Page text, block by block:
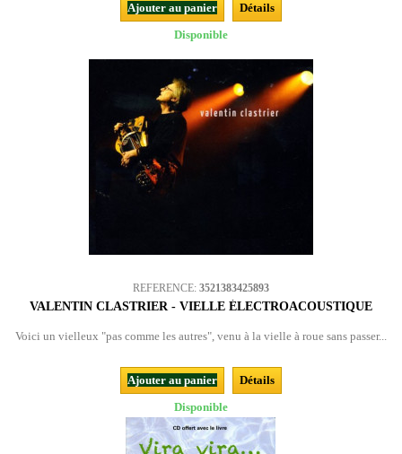
Ajouter au panier
Détails
Disponible
REFERENCE: 3521383425893
VALENTIN CLASTRIER - VIELLE ÉLECTROACOUSTIQUE
Voici un vielleux "pas comme les autres", venu à la vielle à roue sans passer...
Ajouter au panier
Détails
Disponible